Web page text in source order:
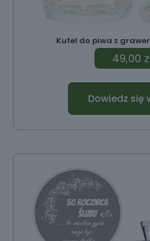
Kufel do piwa z
49,00
Dowiedz się